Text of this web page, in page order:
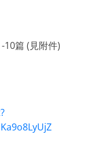
10篇 (見附件)